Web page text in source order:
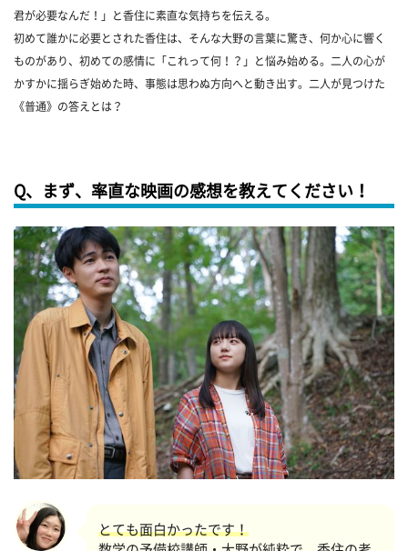
君が必要なんだ！」と香住に素直な気持ちを伝える。
初めて誰かに必要とされた香住は、そんな大野の言葉に驚き、何か心に響く
ものがあり、初めての感情に「これって何！？」と悩み始める。二人の心が
かすかに揺らぎ始めた時、事態は思わぬ方向へと動き出す。二人が見つけた
《普通》の答えとは？
Q、まず、率直な映画の感想を教えてください！
とても面白かったです！